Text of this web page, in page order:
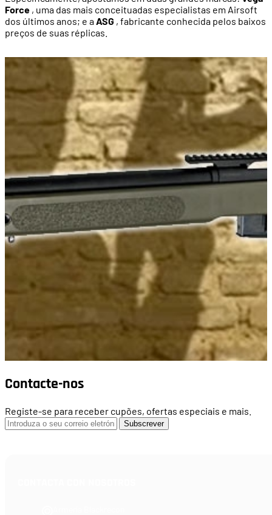
Force , uma das mais conceituadas especialistas em Airsoft
dos últimos anos; e a ASG , fabricante conhecida pelos baixos
preços de suas réplicas.
Contacte-nos
Registe-se para receber cupões, ofertas especiais e mais.
Subscrever